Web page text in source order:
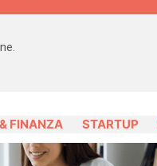
FINANZA STARTUP